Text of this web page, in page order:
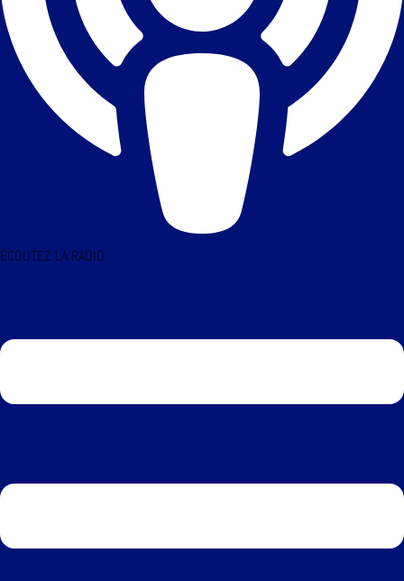
ÉCOUTEZ LA RADIO